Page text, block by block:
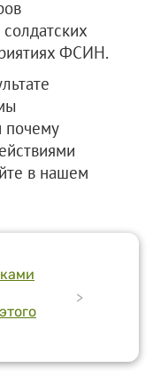
ФСИН.
почему
в нашем
>